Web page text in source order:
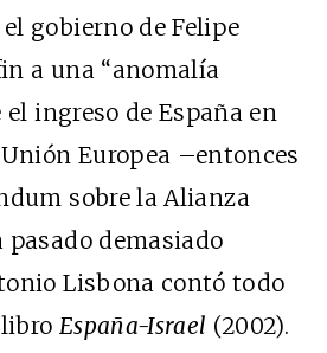
gobierno de Felipe
a una “anomalía
ingreso de España en
Europea –entonces
sobre la Alianza
demasiado
Lisbona contó todo
España-Israel (2002).